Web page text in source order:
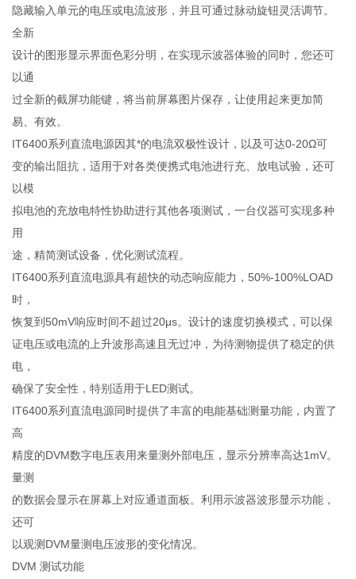
隐藏输入单元的电压或电流波形，并且可通过脉动旋钮灵活调节。
全新
设计的图形显示界面色彩分明，在实现示波器体验的同时，您还可
以通
过全新的截屏功能键，将当前屏幕图片保存，让使用起来更加简
易、有效。
IT6400系列直流电源因其*的电流双极性设计，以及可达0-20Ω可
变的输出阻抗，适用于对各类便携式电池进行充、放电试验，还可
以模
拟电池的充放电特性协助进行其他各项测试，一台仪器可实现多种
用
途，精简测试设备，优化测试流程。
IT6400系列直流电源具有超快的动态响应能力，50%-100%LOAD
时，
恢复到50mV响应时间不超过20μs。设计的速度切换模式，可以保
证电压或电流的上升波形高速且无过冲，为待测物提供了稳定的供
电，
确保了安全性，特别适用于LED测试。
IT6400系列直流电源同时提供了丰富的电能基础测量功能，内置了
高
精度的DVM数字电压表用来量测外部电压，显示分辨率高达1mV。
量测
的数据会显示在屏幕上对应通道面板。利用示波器波形显示功能，
还可
以观测DVM量测电压波形的变化情况。
DVM 测试功能